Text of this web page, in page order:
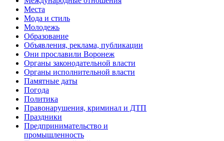
Места
Мода и стиль
Молодежь
Образование
Объявления, реклама, публикации
Они прославили Воронеж
Органы законодательной власти
Органы исполнительной власти
Памятные даты
Погода
Политика
Правонарушения, криминал и ДТП
Праздники
Предпринимательство и
промышленность